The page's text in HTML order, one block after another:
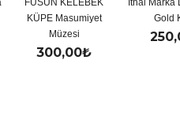
Gold Küpe